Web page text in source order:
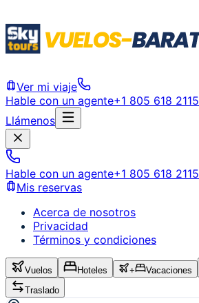
Ver mi viaje
Hable con un agente+1 805 618 2115
Llámenos
Hable con un agente+1 805 618 2115
Mis reservas
Acerca de nosotros
Privacidad
Términos y condiciones
Vuelos Hoteles + Vacaciones
Traslado